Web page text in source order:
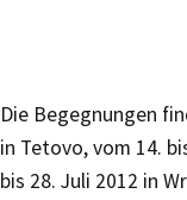
Die Begegnungen
in Tetovo, vom 14.
bis 28. Juli 2012 in